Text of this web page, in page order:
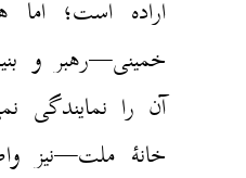
اراده است؛ اما
خمینی—رهبر و
آن‌ را
خانهٔ ملت—نیز